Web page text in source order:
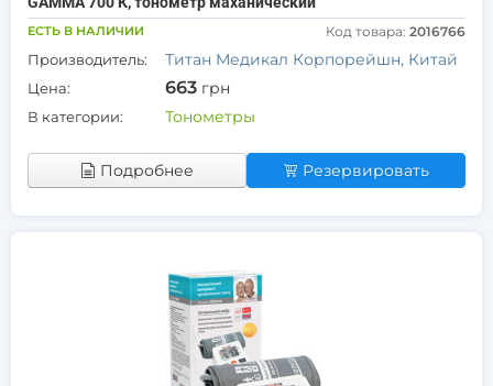
ЕСТЬ В НАЛИЧИИ Код товара: 2016766
Производитель: Титан Медикал Корпорейшн, Китай
Цена: 663 грн
В категории: Тонометры
Подробнее Резервировать